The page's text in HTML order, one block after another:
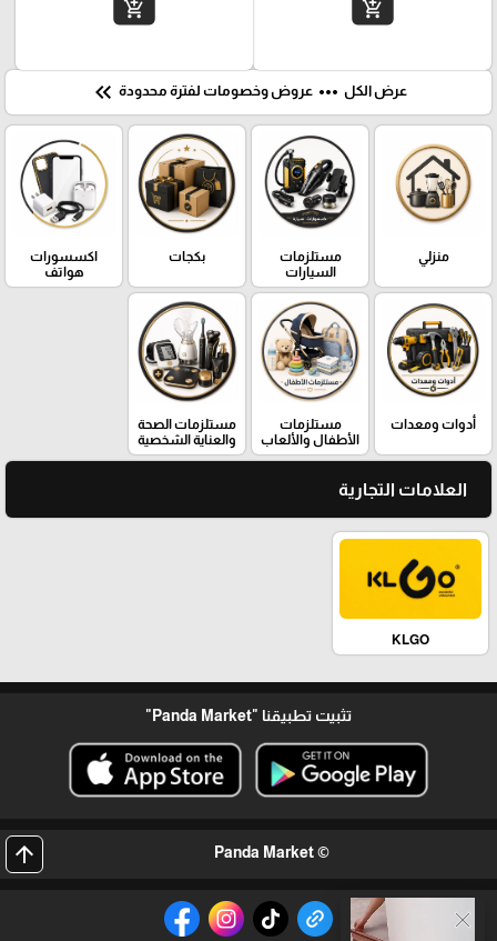
close
add_shopping_cart
add_shopping_cart
عرض الكل more_horiz عروض وخصومات لفترة محدودة keyboard_double_arrow_left
منزلي
مستلزمات
السيارات
بكجات
اكسسورات
هواتف
أدوات ومعدات
مستلزمات
الأطفال والألعاب
مستلزمات الصحة
والعناية الشخصية
العلامات التجارية
KLGO
تثبيت تطبيقنا "Panda Market"
© Panda Market
arrow_upward